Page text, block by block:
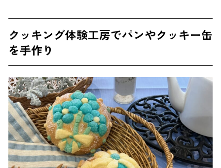
クッキング体験工房でパンやクッキー缶
を手作り